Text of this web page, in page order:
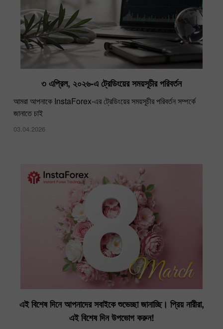
৩ এপ্রিল, ২০২৬-এ ট্রেডিংয়ের সময়সূচীর পরিবর্তন
আমরা আপনাকে InstaForex-এর ট্রেডিংয়ের সময়সূচীর পরিবর্তন সম্পর্কে
জানাতে চাই
03.04.2026
এই বিশেষ দিনে আপনাদের সবাইকে শুভেচ্ছা জানাচ্ছি। প্রিয় নারীরা,
এই বিশেষ দিন উপভোগ করুন!